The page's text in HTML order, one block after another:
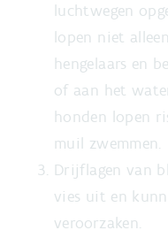
luchtwegen
lopen niet
hengelaars en
of aan het
honden lopen
muil zwemmen.
Drijflagen van
vies uit en
veroorzaken.